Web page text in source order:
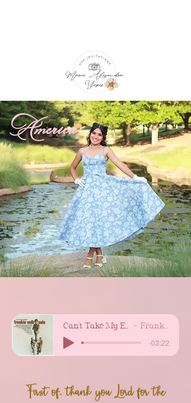
América
Can't Take My Eyes Off You Frankie Valli
-03:22
First of, thank you Lord for the